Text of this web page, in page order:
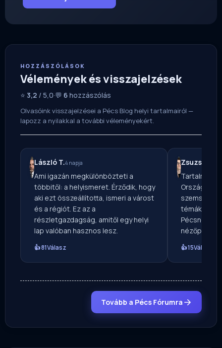
HOZZÁSZÓLÁSOK
Vélemények és visszajelzések
⭐ 3,2 / 5,0·💬 6 hozzászólás
Olvasóink visszajelzései a Pécs Blog helyi tartalmairól —
lapozz a nyilakkal a további véleményekért.
László T.4 napja
Ami igazán megkülönbözteti a
többitől: a helyismeret. Érződik, hogy
aki ezt összeállította, ismeri a várost
és a régiót. Ez az a
részletgazdagság, amitől egy helyi
lap valóban hasznos lesz.
👍 81Válasz
Zsuzsa T.
Tartalmas
Országos
témákat —
Pécsnek ír,
👍 15Válasz
Tovább a Pécs Fórumra